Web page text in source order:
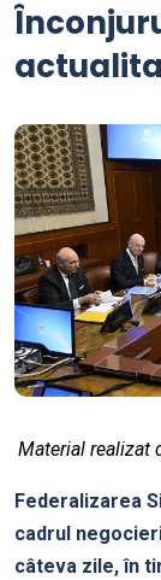
Material realizat
Federalizarea
cadrul
câteva zile, în